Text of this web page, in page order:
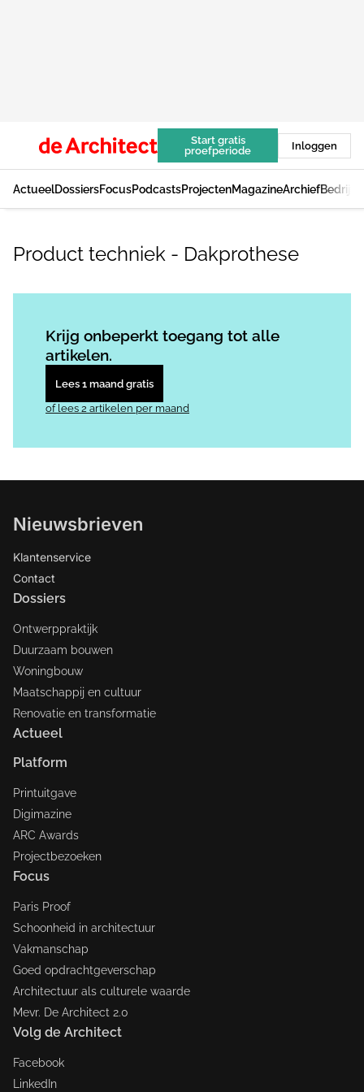
Start gratis
proefperiode
Inloggen
ActueelDossiersFocusPodcastsProjectenMagazineArchief
Product techniek - Dakprothese
Krijg onbeperkt toegang tot alle
artikelen.
Lees 1 maand gratis
of lees 2 artikelen per maand
Nieuwsbrieven
Klantenservice
Contact
Dossiers
Ontwerppraktijk
Duurzaam bouwen
Woningbouw
Maatschappij en cultuur
Renovatie en transformatie
Actueel
Platform
Printuitgave
Digimazine
ARC Awards
Projectbezoeken
Focus
Paris Proof
Schoonheid in architectuur
Vakmanschap
Goed opdrachtgeverschap
Architectuur als culturele waarde
Mevr. De Architect 2.0
Volg de Architect
Facebook
LinkedIn